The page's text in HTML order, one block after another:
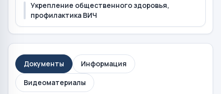
Укрепление общественного здоровья,
профилактика ВИЧ
Документы
Информация
Видеоматериалы